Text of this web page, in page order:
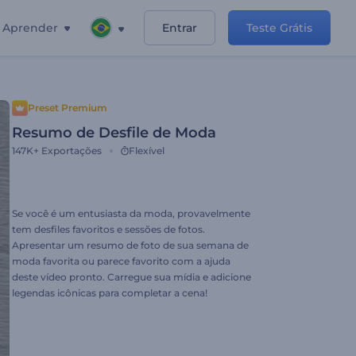
Aprender Entrar Teste Grátis
Preset Premium
Resumo de Desfile de Moda
147K+ Exportações Flexível
Se você é um entusiasta da moda, provavelmente
tem desfiles favoritos e sessões de fotos.
Apresentar um resumo de foto de sua semana de
moda favorita ou parece favorito com a ajuda
deste vídeo pronto. Carregue sua mídia e adicione
legendas icônicas para completar a cena!